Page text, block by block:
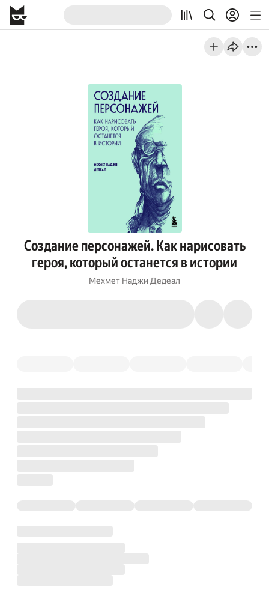
Создание персонажей. Как нарисовать
героя, который останется в истории
Мехмет Наджи Дедеал